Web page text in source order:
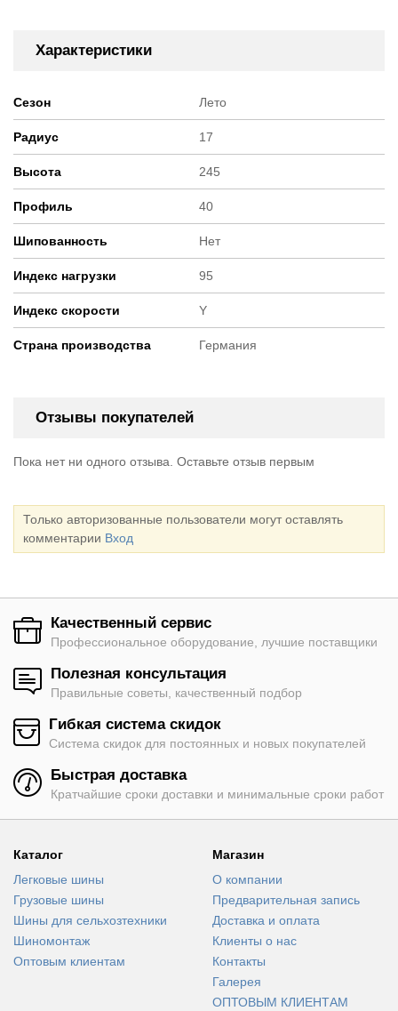
Характеристики
Сезон Лето
Радиус 17
Высота 245
Профиль 40
Шипованность Нет
Индекс нагрузки 95
Индекс скорости Y
Страна производства Германия
Отзывы покупателей
Пока нет ни одного отзыва. Оставьте отзыв первым
Только авторизованные пользователи могут оставлять
комментарии Вход
Качественный сервис
Профессиональное оборудование, лучшие поставщики
Полезная консультация
Правильные советы, качественный подбор
Гибкая система скидок
Система скидок для постоянных и новых покупателей
Быстрая доставка
Кратчайшие сроки доставки и минимальные сроки работ
Каталог
Легковые шины
Грузовые шины
Шины для сельхозтехники
Шиномонтаж
Оптовым клиентам
Магазин
О компании
Предварительная запись
Доставка и оплата
Клиенты о нас
Контакты
Галерея
ОПТОВЫМ КЛИЕНТАМ